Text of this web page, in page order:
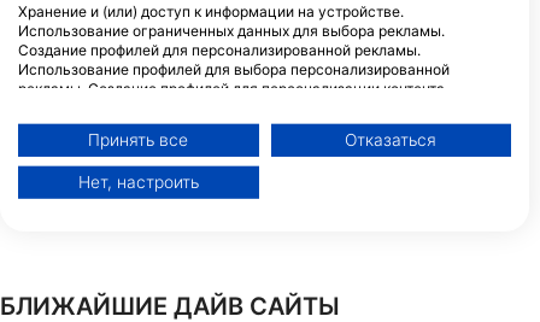
海旅, umitabi
沖縄県中頭郡読谷村高志保
429-1, 9040323 Okinawa,
Okinawa - ЯПОНИЯ
神奈川県小田原市高田276-1,
2500216 Odawara,
Kanagawa - ЯПОНИЯ
БЛИЖАЙШИЕ ДАЙВ САЙТЫ
Хранение и (или) доступ к информации на устройстве.
Использование ограниченных данных для выбора рекламы.
Создание профилей для персонализированной рекламы.
Использование профилей для выбора персонализированной
рекламы. Создание профилей для персонализации контента.
контента. Определение эффективности рекламы. Определение
эффективности контента. Понимание аудитории с помощью
статистики или комбинации данных из разных источников.
Разработка и совершенствование сервисов. Использование
ограниченных данных для выбора контента.
отправляться в США.
Ваше согласие и политика использования cookie применяются
Принять все Отказаться
Нет, настроить